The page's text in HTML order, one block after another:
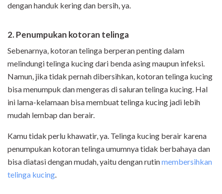
dengan handuk kering dan bersih, ya.
2. Penumpukan kotoran telinga
Sebenarnya, kotoran telinga berperan penting dalam
melindungi telinga kucing dari benda asing maupun infeksi.
Namun, jika tidak pernah dibersihkan, kotoran telinga kucing
bisa menumpuk dan mengeras di saluran telinga kucing. Hal
ini lama-kelamaan bisa membuat telinga kucing jadi lebih
mudah lembap dan berair.
Kamu tidak perlu khawatir, ya. Telinga kucing berair karena
penumpukan kotoran telinga umumnya tidak berbahaya dan
bisa diatasi dengan mudah, yaitu dengan rutinmembersihkan
telinga kucing